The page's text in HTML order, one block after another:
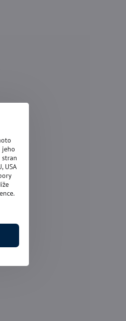
jeho
USA